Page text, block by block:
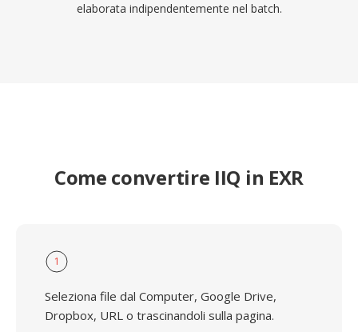
elaborata indipendentemente nel batch.
Come convertire IIQ in EXR
1
Seleziona file dal Computer, Google Drive,
Dropbox, URL o trascinandoli sulla pagina.